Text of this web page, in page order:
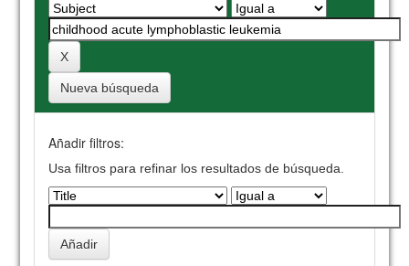
Nueva búsqueda
Añadir filtros:
Usa filtros para refinar los resultados de búsqueda.